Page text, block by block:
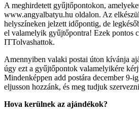
A meghirdetett gyűjtőpontokon,
www.angyalbatyu.hu oldalon. Az
helyszíneken jelzett időpontig, de
el valamelyik gyűjtőpontra! Ezek pontos
ITTolvashattok.
Amennyiben valaki postai úton kívánja
úgy ezt a gyűjtőpontok valamelyikére
Mindenképpen add postára december 9-
eljusson hozzánk, és meg tudjuk
Hova kerülnek az ajándékok?